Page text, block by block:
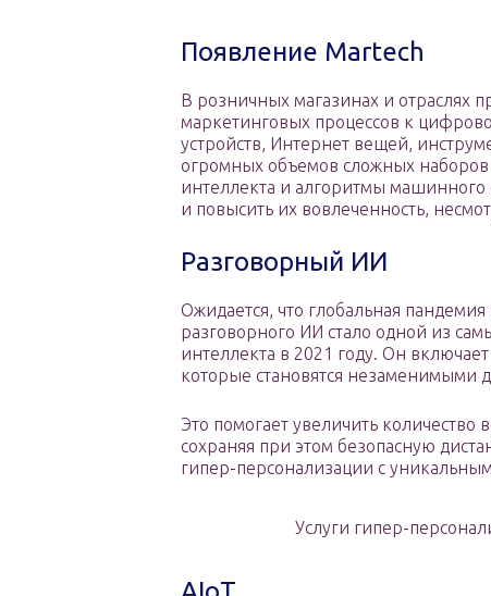
Появление Martech
В розничных магазинах и отраслях
маркетинговых процессов к
устройств, Интернет вещей,
огромных объемов сложных
интеллекта и алгоритмы
и повысить их вовлеченность,
Разговорный ИИ
Ожидается, что глобальная
разговорного ИИ стало одной из
интеллекта в 2021 году. Он
которые становятся незаменимыми
Это помогает увеличить количество
сохраняя при этом безопасную
гипер-персонализации с
Услуги гипер-